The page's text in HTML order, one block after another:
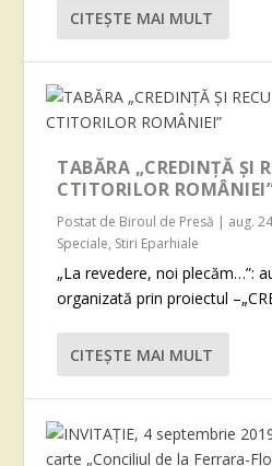
CITEŞTE MAI MULT
TABĂRA „CREDINŢĂ ŞI
CTITORILOR
Postat de Biroul de Presă | aug.
Speciale, Stiri Eparhiale
„La revedere, noi plecăm…”:
organizată prin proiectul
CITEŞTE MAI MULT